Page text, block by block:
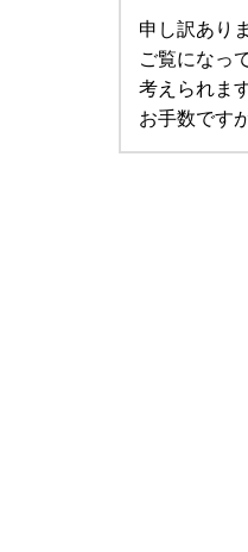
申し訳あり
ご覧になっ
考えられます
お手数ですが